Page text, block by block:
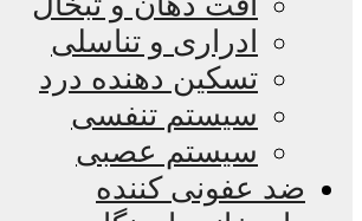
ادراری و تناسلی
تسکین دهنده درد
سیستم تنفسی
سیستم عصبی
ضد عفونی کننده